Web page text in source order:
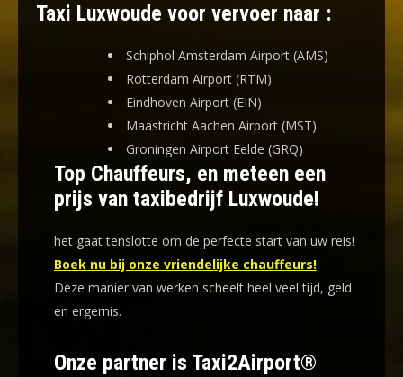
Taxi Luxwoude voor vervoer naar :
Schiphol Amsterdam Airport (AMS)
Rotterdam Airport (RTM)
Eindhoven Airport (EIN)
Maastricht Aachen Airport (MST)
Groningen Airport Eelde (GRQ)
Top Chauffeurs, en meteen een
prijs van taxibedrijf Luxwoude!
het gaat tenslotte om de perfecte start van uw reis!
Boek nu bij onze vriendelijke chauffeurs!
Deze manier van werken scheelt heel veel tijd, geld
en ergernis.
Onze partner is Taxi2Airport®